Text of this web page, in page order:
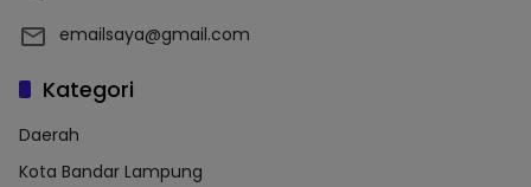
emailsaya@gmail.com
Kategori
Daerah
Kota Bandar Lampung